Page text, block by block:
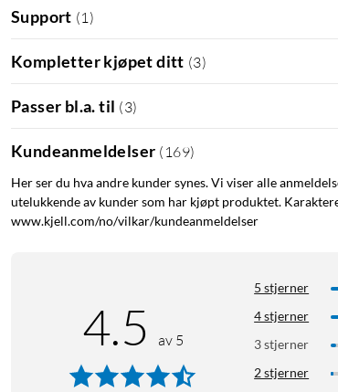
Support (1 )
Kompletter kjøpet ditt (3)
Passer bl.a. til (3)
Kundeanmeldelser ( 169)
Her ser du hva andre kunder synes. Vi viser alle
utelukkende av kunder som har kjøpt produktet.
www.kjell.com/no/vilkar/kundeanmeldelser
4.5 av 5
5 stjerner
4 stjerner
3 stjerner
2 stjerner